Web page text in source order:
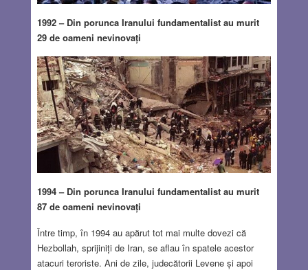
1992 – Din porunca Iranului fundamentalist au murit
29 de oameni nevinovați
1994 – Din porunca Iranului fundamentalist au murit
87 de oameni nevinovați
Între timp, în 1994 au apărut tot mai multe dovezi că
Hezbollah, sprijiniți de Iran, se aflau în spatele acestor
atacuri teroriste. Ani de zile, judecătorii Levene și apoi